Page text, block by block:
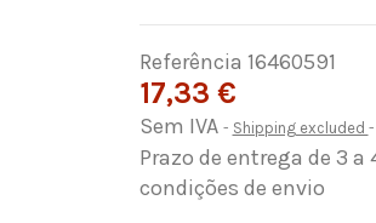
Referência 16460591
17,33 €
Sem IVA Shipping excluded
Prazo de entrega de 3
condições de envio